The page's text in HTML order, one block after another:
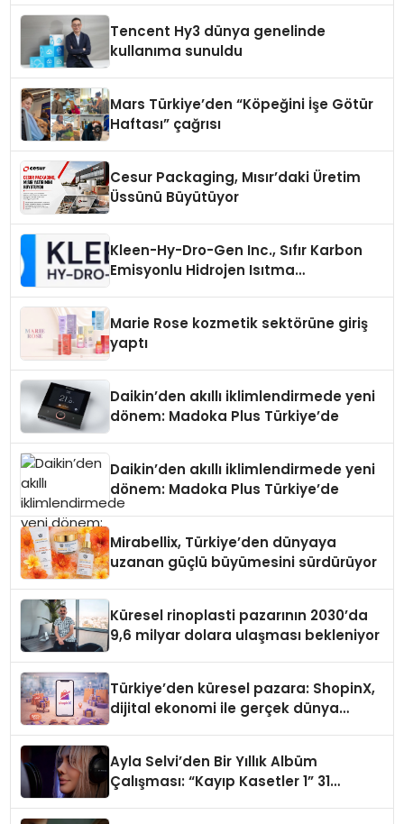
Tencent Hy3 dünya genelinde
kullanıma sunuldu
Mars Türkiye’den “Köpeğini İşe Götür
Haftası” çağrısı
Cesur Packaging, Mısır’daki Üretim
Üssünü Büyütüyor
Kleen-Hy-Dro-Gen Inc., Sıfır Karbon
Emisyonlu Hidrojen Isıtma
Marie Rose kozmetik sektörüne giriş
yaptı
Daikin’den akıllı iklimlendirmede yeni
dönem: Madoka Plus Türkiye’de
Daikin’den akıllı iklimlendirmede yeni
dönem: Madoka Plus Türkiye’de
Mirabellix, Türkiye’den dünyaya
uzanan güçlü büyümesini sürdürüyor
Küresel rinoplasti pazarının 2030’da
9,6 milyar dolara ulaşması bekleniyor
Türkiye’den küresel pazara: ShopinX,
dijital ekonomi ile gerçek dünya
Ayla Selvi’den Bir Yıllık Albüm
Çalışması: “Kayıp Kasetler 1” 31